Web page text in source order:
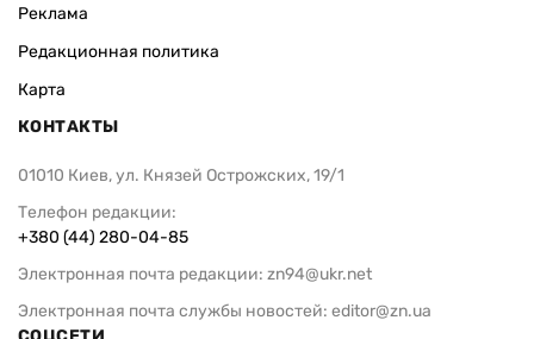
Реклама
Редакционная политика
Карта
КОНТАКТЫ
01010 Киев, ул. Князей Острожских, 19/1
Телефон редакции:
+380 (44) 280-04-85
Электронная почта редакции: zn94@ukr.net
Электронная почта службы новостей: editor@zn.ua